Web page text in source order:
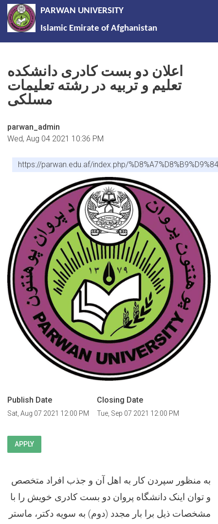
main
content
PARWAN UNIVERSITY
Islamic Emirate of Afghanistan
اعلان دو بست کادری دانشکده
تعلیم و تربیه در رشته تعلیمات
مسلکی
parwan_admin
Wed, Aug 04 2021 10:36 PM
https://parwan.edu.af/index.php/
Publish Date
Sat, Aug 07 2021 12:00 PM
Closing Date
Tue, Sep 07 2021 12:00 PM
APPLY
به منظور سپردن کار به اهل آن و جذب افراد متخصص
و توان اینک دانشگاه پروان دو بست کادری خویش را با
مشخصات ذیل برا بار مجدد (دوم) به سویه دکتر، ماستر